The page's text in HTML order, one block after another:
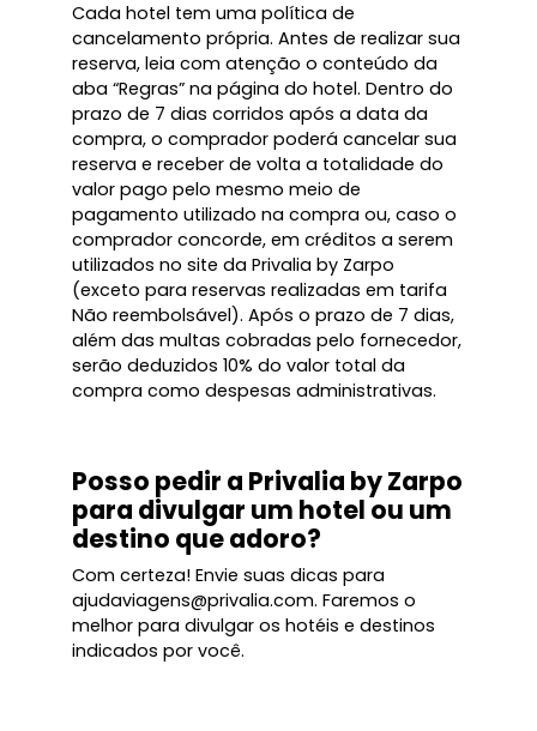
Cada hotel tem uma política de
cancelamento própria. Antes de realizar sua
reserva, leia com atenção o conteúdo da
aba “Regras” na página do hotel. Dentro do
prazo de 7 dias corridos após a data da
compra, o comprador poderá cancelar sua
reserva e receber de volta a totalidade do
valor pago pelo mesmo meio de
pagamento utilizado na compra ou, caso o
comprador concorde, em créditos a serem
utilizados no site da Privalia by Zarpo
(exceto para reservas realizadas em tarifa
Não reembolsável). Após o prazo de 7 dias,
além das multas cobradas pelo fornecedor,
serão deduzidos 10% do valor total da
compra como despesas administrativas.
Posso pedir a Privalia by Zarpo
para divulgar um hotel ou um
destino que adoro?
Com certeza! Envie suas dicas para
ajudaviagens@privalia.com. Faremos o
melhor para divulgar os hotéis e destinos
indicados por você.